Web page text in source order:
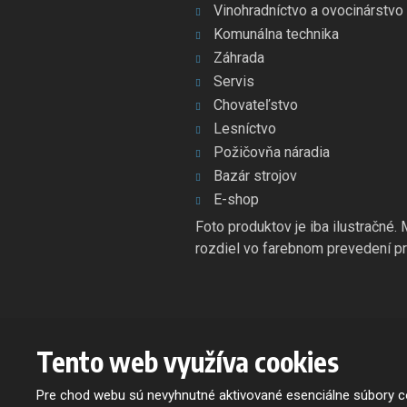
Vinohradníctvo a ovocinárstvo
Komunálna technika
Záhrada
Servis
Chovateľstvo
Lesníctvo
Požičovňa náradia
Bazár strojov
E-shop
Foto produktov je iba ilustračné.
rozdiel vo farebnom prevedení
© 2026, OSLAVAN SLOVAKIA s.r.o. - všetky práva vyhradené
Mapa stránok | Podmienky použitia
Tento web je chránený pomocou
Tento web využíva cookies
Pre chod webu sú nevyhnutné aktivované esenciálne súbory